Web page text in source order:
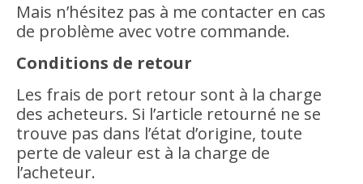
Mais n’hésitez pas à me contacter en cas
de problème avec votre commande.
Conditions de retour
Les frais de port retour sont à la charge
des acheteurs. Si l’article retourné ne se
trouve pas dans l’état d’origine, toute
perte de valeur est à la charge de
l’acheteur.